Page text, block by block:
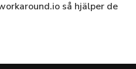
så hjälper de